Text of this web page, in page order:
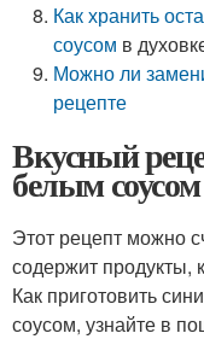
Как хранить
соусом в
Можно ли
рецепте
Вкусный
белым
Этот рецепт можно
содержит продукты,
Как приготовить
соусом, узнайте в